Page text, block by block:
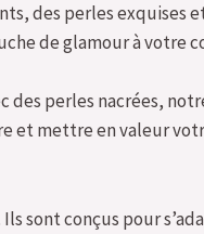
des perles exquises
de glamour à votre
des perles nacrées,
et mettre en valeur
sont conçus pour